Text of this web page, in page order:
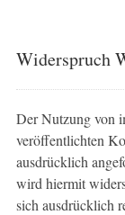
Widerspruch
Der Nutzung von
veröffentlichten
ausdrücklich
wird hiermit
sich ausdrücklich